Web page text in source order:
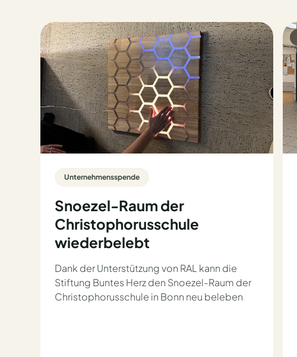
Unternehmensspende
Snoezel-Raum der
Christophorusschule
wiederbelebt
Dank der Unterstützung von RAL kann die
Stiftung Buntes Herz den Snoezel-Raum der
Christophorusschule in Bonn neu beleben